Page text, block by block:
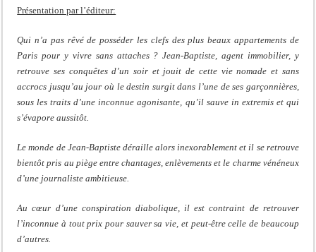
Présentation par l’éditeur:
Qui n’a pas rêvé de posséder les clefs des plus beaux appartements de
Paris pour y vivre sans attaches ? Jean-Baptiste, agent immobilier, y
retrouve ses conquêtes d’un soir et jouit de cette vie nomade et sans
accrocs jusqu’au jour où le destin surgit dans l’une de ses garçonnières,
sous les traits d’une inconnue agonisante, qu’il sauve in extremis et qui
s’évapore aussitôt.
Le monde de Jean-Baptiste déraille alors inexorablement et il se retrouve
bientôt pris au piège entre chantages, enlèvements et le charme vénéneux
d’une journaliste ambitieuse.
Au cœur d’une conspiration diabolique, il est contraint de retrouver
l’inconnue à tout prix pour sauver sa vie, et peut-être celle de beaucoup
d’autres.